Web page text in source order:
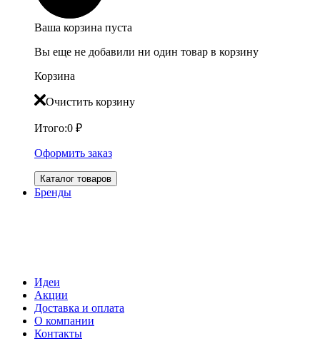
Ваша корзина пуста
Вы еще не добавили ни один товар в корзину
Корзина
Очистить корзину
Итого:0 ₽
Оформить заказ
Каталог товаров
Бренды
Идеи
Акции
Доставка и оплата
О компании
Контакты